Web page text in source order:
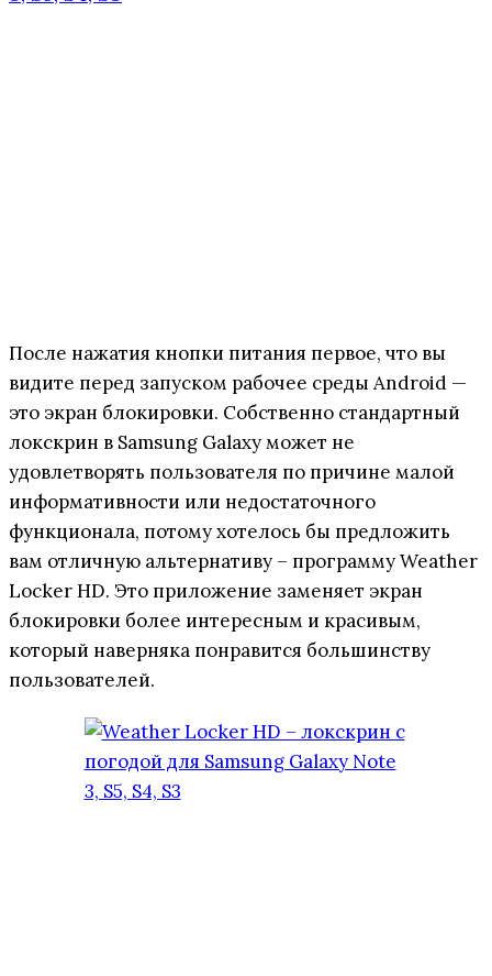
После нажатия кнопки питания первое, что вы
видите перед запуском рабочее среды Android —
это экран блокировки. Собственно стандартный
локскрин в Samsung Galaxy может не
удовлетворять пользователя по причине малой
информативности или недостаточного
функционала, потому хотелось бы предложить
вам отличную альтернативу – программу Weather
Locker HD. Это приложение заменяет экран
блокировки более интересным и красивым,
который наверняка понравится большинству
пользователей.